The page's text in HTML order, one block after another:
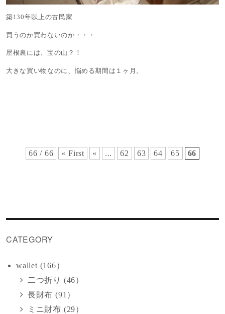
築130年以上の古民家
買うのか買わないのか・・・
屋根裏には、宝の山？！
大きな買い物なのに、悩める期間は１ヶ月。
66 / 66 « First « ... 62 63 64 65 66
CATEGORY
wallet (166）
二つ折り (46）
長財布 (91）
ミニ財布 (29）